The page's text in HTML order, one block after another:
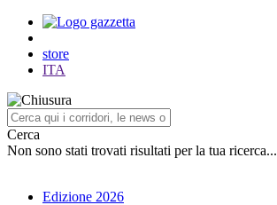
store
ITA
Cerca
Non sono stati trovati risultati per la tua ricerca...
Edizione 2026